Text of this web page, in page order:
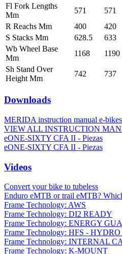
Fl Fork Lengths
Mm
571 571
R Reachs Mm
400 420
S Stacks Mm
628.5 633
Wb Wheel Base
Mm
1168 1190
Sh Stand Over
Height Mm
742 737
Downloads
MERIDA instruction manual e-
VIEW ALL INSTRUCTION
eONE-SIXTY CFA II - Piezas
eONE-SIXTY CFA II - Piezas
Videos
Convert your bike to tubeless
Enduro eMTB or trail eMTB?
Frame Technology: AWS
Frame Technology: DI2 READY
Frame Technology: ENERGY
Frame Technology: HFS -
Frame Technology: INTERNAL
Frame Technology: K-MOUNT